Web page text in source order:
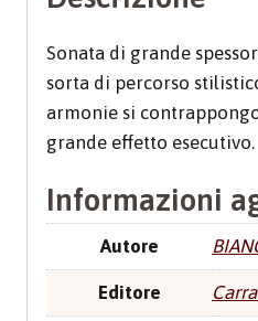
Sonata di grande
sorta di percorso
armonie si
grande effetto esecutivo.
Informazioni
Autore
Editore